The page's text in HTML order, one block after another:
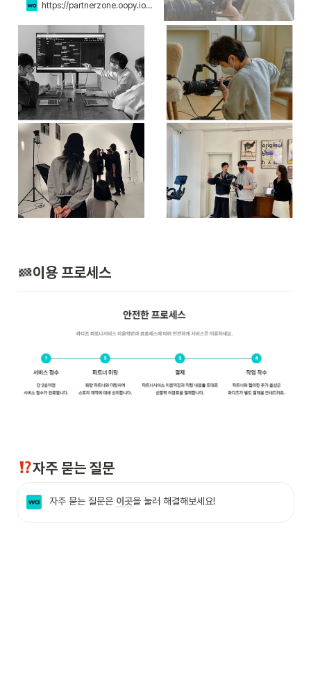
https://partnerzone.oopy.io/partner-portfolio
이용 프로세스
자주 묻는 질문
자주 묻는 질문은 이곳을 눌러 해결해보세요!